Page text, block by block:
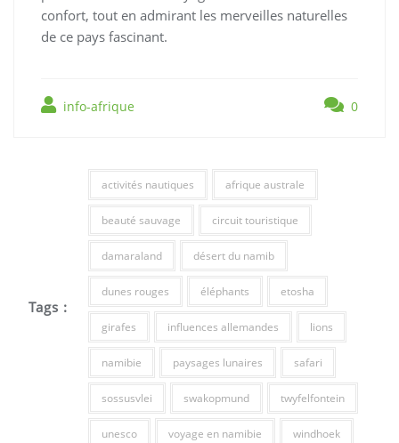
confort, tout en admirant les merveilles naturelles
de ce pays fascinant.
info-afrique 0
Tags :
activités nautiques afrique australe
beauté sauvage circuit touristique
damaraland désert du namib
dunes rouges éléphants etosha
girafes influences allemandes lions
namibie paysages lunaires safari
sossusvlei swakopmund twyfelfontein
unesco voyage en namibie windhoek